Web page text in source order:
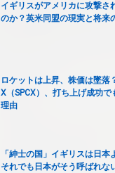
イギリスがアメリカに攻撃さ
のか？英米同盟の現実と将来
ロケットは上昇、株価は墜落
X（SPCX）、打ち上げ成功
理由
「紳士の国」イギリスは日本
それでも日本がそう呼ばれな